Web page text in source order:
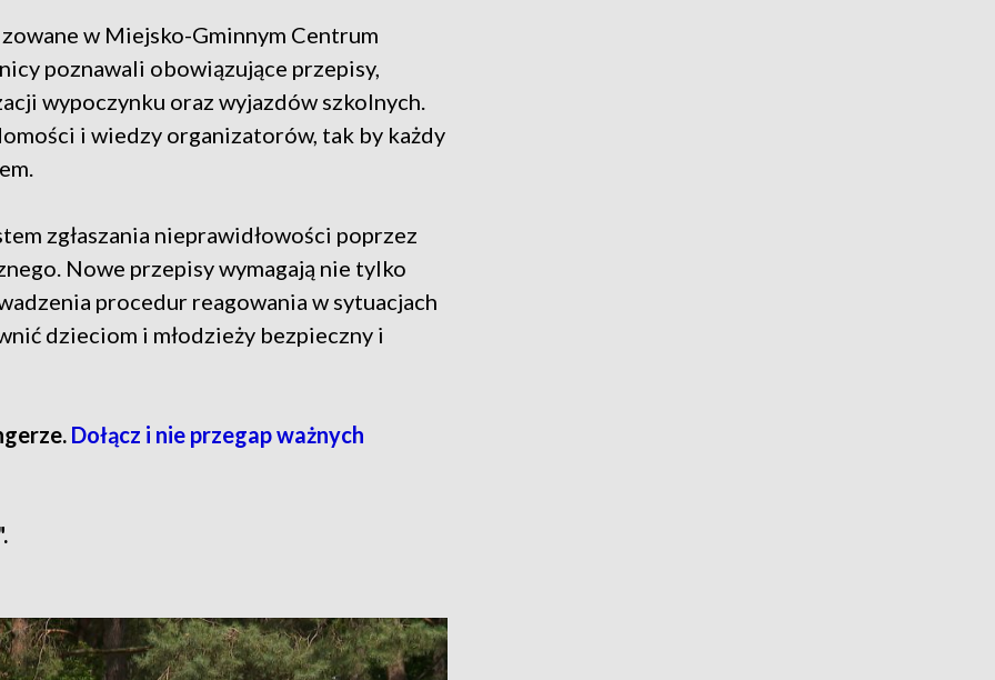
w Miejsko-Gminnym Centrum
poznawali obowiązujące przepisy,
wypoczynku oraz wyjazdów szkolnych.
i wiedzy organizatorów, tak by każdy
zgłaszania nieprawidłowości poprzez
Nowe przepisy wymagają nie tylko
procedur reagowania w sytuacjach
dzieciom i młodzieży bezpieczny i
Dołącz i nie przegap ważnych